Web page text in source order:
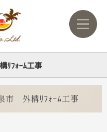
ﾌｫｰﾑ工事
外構ﾘﾌｫｰﾑ工事